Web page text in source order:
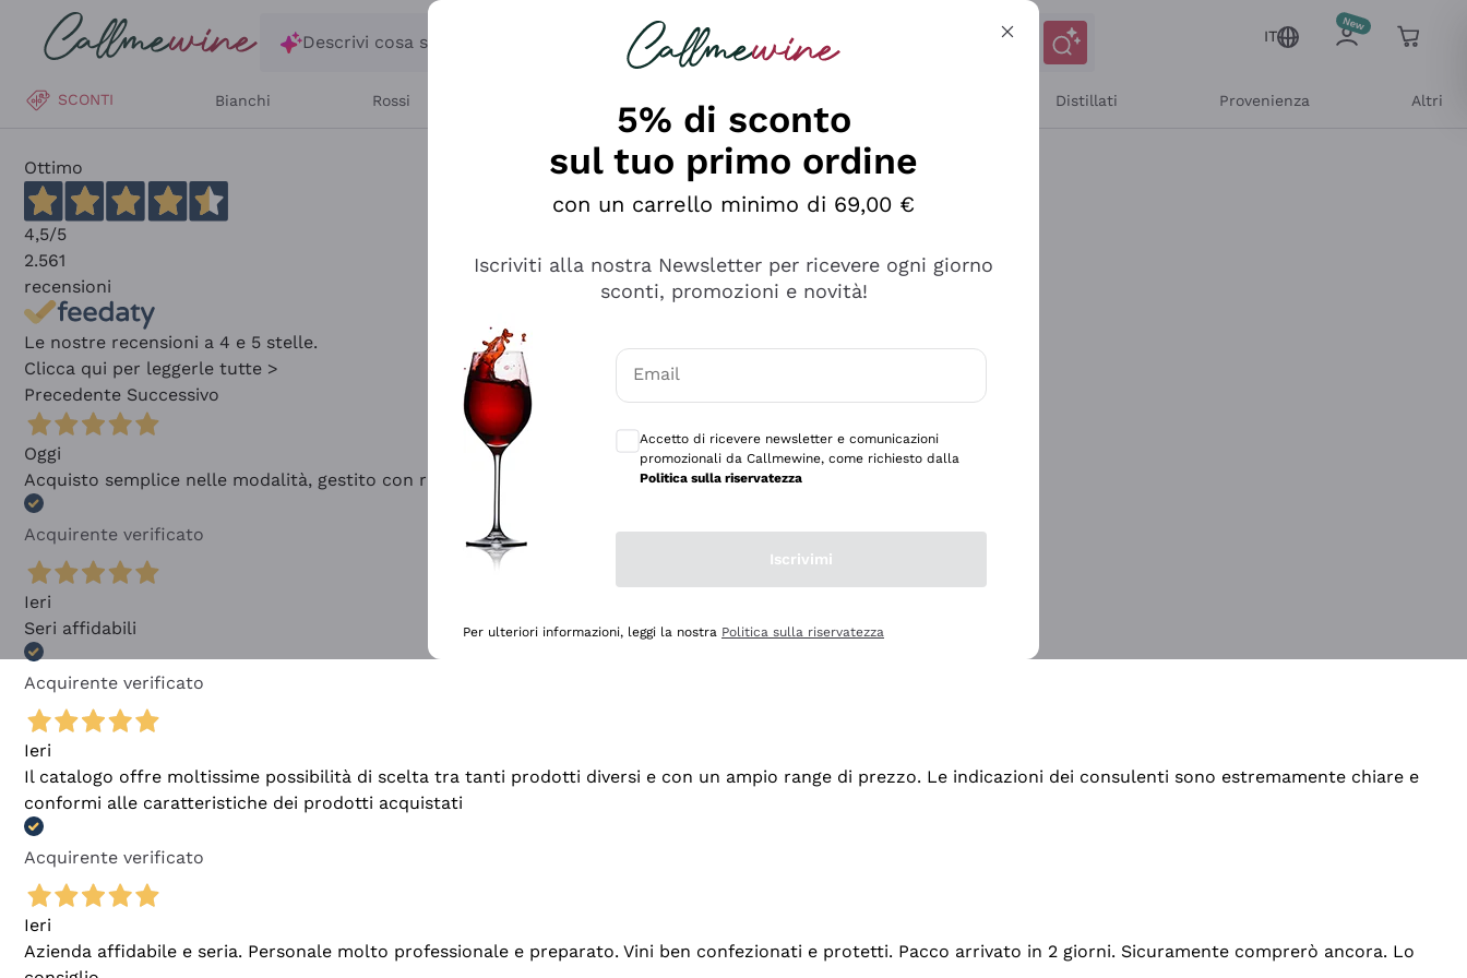
Salta al contenuto principale
Descrivi cosa stai cercando
IT
SCONTI Bianchi Rossi Distillati Provenienza Altri
Ottimo
4,5/5
2.561
recensioni
Le nostre recensioni a 4 e 5 stelle.
Clicca qui per leggerle tutte >
Precedente Successivo
Oggi
Acquisto semplice nelle modalità, gestito con rapidità e professionalità
Acquirente verificato
Ieri
Seri affidabili
Acquirente verificato
Ieri
Il catalogo offre moltissime possibilità di scelta tra tanti prodotti diversi e con un ampio range di prezzo. Le indicazioni dei consulenti sono estremamente chiare e
conformi alle caratteristiche dei prodotti acquistati
Acquirente verificato
Ieri
Azienda affidabile e seria. Personale molto professionale e preparato. Vini ben confezionati e protetti. Pacco arrivato in 2 giorni. Sicuramente comprerò ancora. Lo
5% di sconto
sul tuo primo ordine
con un carrello minimo di 69,00 €
Iscriviti alla nostra Newsletter per ricevere ogni giorno
sconti, promozioni e novità!
Email
Accetto di ricevere newsletter e comunicazioni
promozionali da Callmewine, come richiesto dalla
Politica sulla riservatezza
Iscrivimi
Per ulteriori informazioni, leggi la nostra Politica sulla riservatezza